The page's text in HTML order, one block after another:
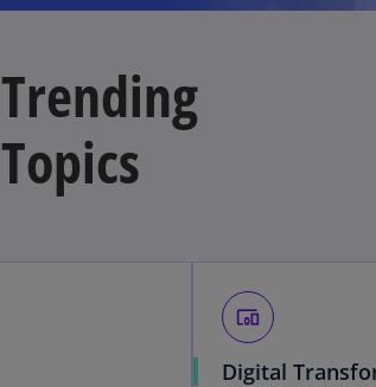
Trending
Topics
devices_other
Digital